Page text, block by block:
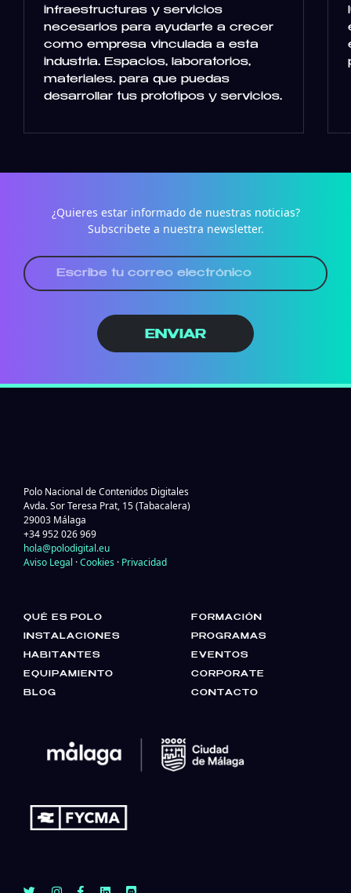
infraestructuras y servicios
necesarios para ayudarte a crecer
como empresa vinculada a esta
industria. Espacios, laboratorios,
materiales… para que puedas
desarrollar tus prototipos y servicios.
¿Quieres estar informado de nuestras noticias?
Subscribete a nuestra newsletter.
ENVIAR
Polo Nacional de Contenidos Digitales
Avda. Sor Teresa Prat, 15 (Tabacalera)
29003 Málaga
+34 952 026 969
hola@polodigital.eu
Aviso Legal ·Cookies · Privacidad
QUÉ ES POLO
INSTALACIONES
HABITANTES
EQUIPAMIENTO
BLOG
FORMACIÓN
PROGRAMAS
EVENTOS
CORPORATE
CONTACTO